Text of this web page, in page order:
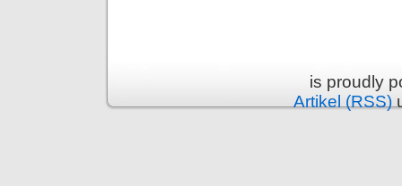
is proudly
Artikel (RSS)